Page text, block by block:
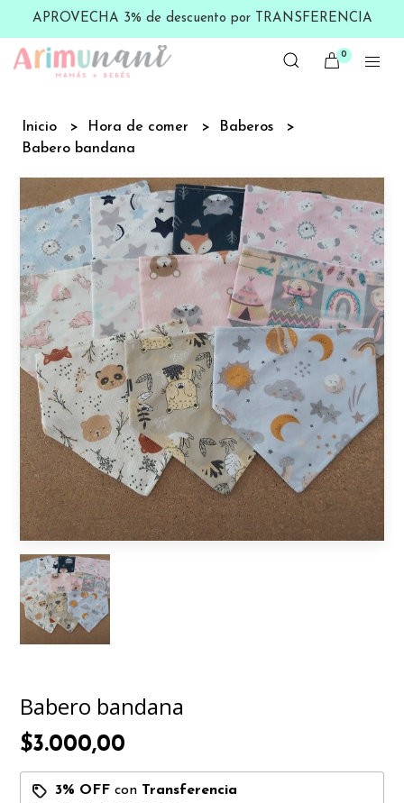
APROVECHA 3% de descuento por TRANSFERENCIA
0
Inicio Hora de comer
Baberos
Babero bandana
Babero bandana
$3.000,00
3% OFF con Transferencia